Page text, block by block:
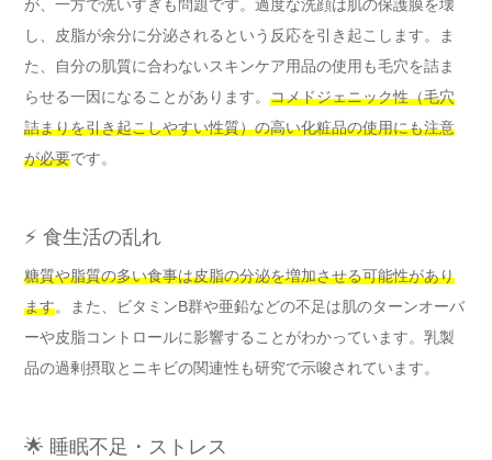
が、一方で洗いすぎも問題です。過度な洗顔は肌の保護膜を壊
し、皮脂が余分に分泌されるという反応を引き起こします。ま
た、自分の肌質に合わないスキンケア用品の使用も毛穴を詰ま
らせる一因になることがあります。 コメドジェニック性（毛穴
詰まりを引き起こしやすい性質）の高い化粧品の使用にも注意
が必要です。
⚡ 食生活の乱れ
糖質や脂質の多い食事は皮脂の分泌を増加させる可能性があり
ます。また、ビタミンB群や亜鉛などの不足は肌のターンオーバ
ーや皮脂コントロールに影響することがわかっています。乳製
品の過剰摂取とニキビの関連性も研究で示唆されています。
🌟 睡眠不足・ストレス